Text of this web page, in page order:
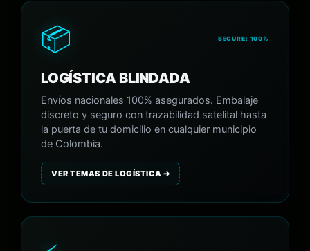
📦 SECURE: 100%
LOGÍSTICA BLINDADA
Envíos nacionales 100% asegurados. Embalaje
discreto y seguro con trazabilidad satelital hasta
la puerta de tu domicilio en cualquier municipio
de Colombia.
VER TEMAS DE LOGÍSTICA ➔